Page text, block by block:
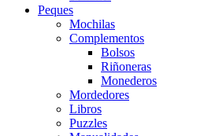
Peques
Mochilas
Complementos
Bolsos
Riñoneras
Monederos
Mordedores
Libros
Puzzles